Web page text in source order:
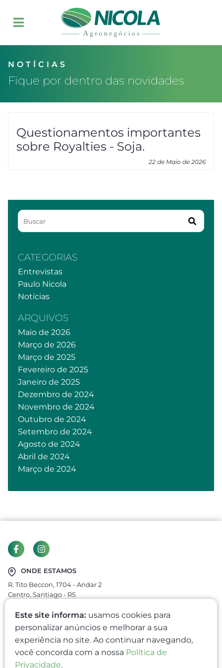
NOTÍCIAS
Fique por dentro das novidades
Questionamentos importantes
sobre Royalties - Soja.
22 de Maio de 2026
CATEGORIAS
Entrevistas
Paulo Nicola
Notícias
ARQUIVOS
Maio de 2026
Março de 2026
Março de 2025
Fevereiro de 2025
Janeiro de 2025
Dezembro de 2024
Novembro de 2024
Outubro de 2024
Setembro de 2024
Agosto de 2024
Abril de 2024
Março de 2024
ONDE ESTAMOS
R. Tito Beccon, 1704 - Andar 2
Centro, Santiago - RS
economiarural@outlook.com
nicolaagronegocios@gmail.com
(55)3251-2690
Este site informa: usamos cookies para
personalizar anúncios e melhorar a sua
experiência no site. Ao continuar navegando,
você concorda com a nossa Política de
Privacidade.